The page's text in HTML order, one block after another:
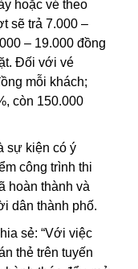
hoặc vé theo
sẽ trả 7.000 –
– 19.000 đồng
Đối với vé
mỗi khách;
còn 150.000
sự kiện có ý
công trình thi
hoàn thành và
dân thành phố.
sẻ: “Với việc
thẻ trên tuyến